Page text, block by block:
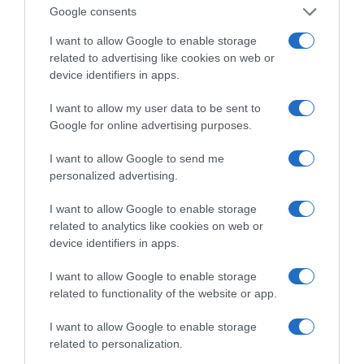
Google consents
I want to allow Google to enable storage
related to advertising like cookies on web or
device identifiers in apps.
I want to allow my user data to be sent to
Google for online advertising purposes.
I want to allow Google to send me
personalized advertising.
I want to allow Google to enable storage
related to analytics like cookies on web or
device identifiers in apps.
I want to allow Google to enable storage
related to functionality of the website or app.
I want to allow Google to enable storage
related to personalization.
4495/2017. Τα ακίνητα που τυχόν αλλάξει ο
χαρακτηρισμός τους ή δικαιωθούν οι πολίτες
στις αντιρρήσεις που καταθέτουν, δεν θα
μπορούν να δηλώσουν αυθαίρετο μετά το
πέρας της προθεσμίας του νόμου 4495, καθώς
δήλωση αυθαιρέτου σε δασική έκταση, όπως
είναι χαρακτηρισμένη κάθε τέτοια περίπτωση,
απαγορεύεται.
Κλείνοντας, το ΤΕΕ πρέπει να σημειώσει ότι οι
δηλώσεις του Υφυπουργού κ. Δ. Οικονόμου,
παρά την επαγγελματική του ιδιότητα, περί της
«ευκολίας» της διαδικασίας, όπου
υπογράμμισε ότι η υπαγωγή στο ηλεκτρονικό
σύστημα «είναι μια απλή διαδικασία που δεν
κρατάει περισσότερα από 2 λεπτά», απαξιώνει